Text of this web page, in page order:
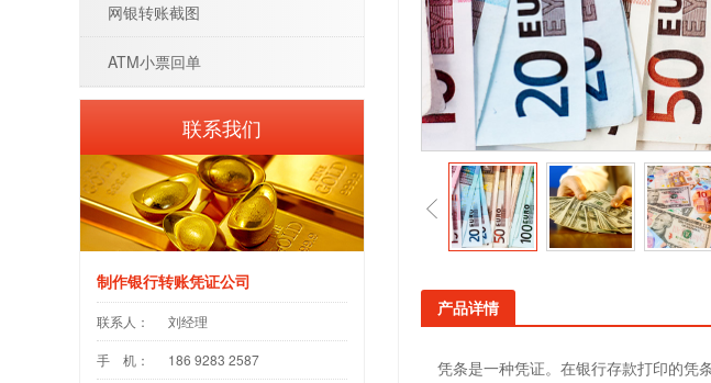
产品详情
凭条是一种凭证。在银行存款打印的凭
网银转账截图
ATM小票回单
联系我们
制作银行转账凭证公司
联系人： 刘经理
手 机： 186 9283 2587